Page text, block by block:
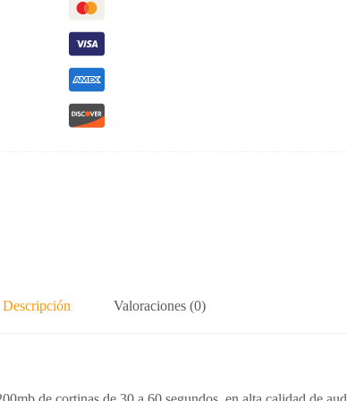
Descripción Valoraciones (0)